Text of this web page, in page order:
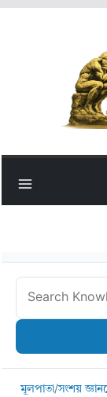
Search
Knowledge
মূলপাতা/সংশয়